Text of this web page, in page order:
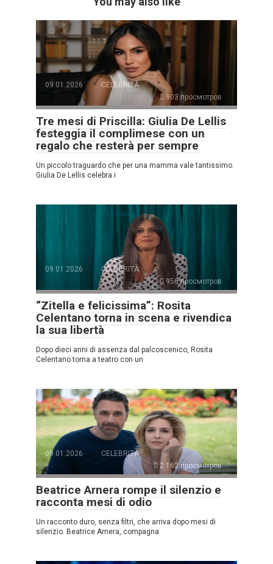
09.01.2026
CELEBRITÀ
903 просмотров
Tre mesi di Priscilla: Giulia De Lellis
festeggia il complimese con un
regalo che resterà per sempre
Un piccolo traguardo che per una mamma vale tantissimo.
Giulia De Lellis celebra i
09.01.2026
CELEBRITÀ
956 просмотров
“Zitella e felicissima”: Rosita
Celentano torna in scena e rivendica
la sua libertà
Dopo dieci anni di assenza dal palcoscenico, Rosita
Celentano torna a teatro con un
09.01.2026
CELEBRITÀ
2.162 просмотров
Beatrice Arnera rompe il silenzio e
racconta mesi di odio
Un racconto duro, senza filtri, che arriva dopo mesi di
silenzio. Beatrice Arnera, compagna